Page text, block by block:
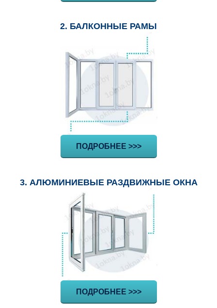
2. БАЛКОННЫЕ РАМЫ
ПОДРОБНЕЕ >>>
3. АЛЮМИНИЕВЫЕ РАЗДВИЖНЫЕ ОКНА
ПОДРОБНЕЕ >>>